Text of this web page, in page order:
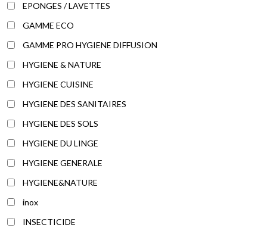
EPONGES / LAVETTES
GAMME ECO
GAMME PRO HYGIENE DIFFUSION
HYGIENE & NATURE
HYGIENE CUISINE
HYGIENE DES SANITAIRES
HYGIENE DES SOLS
HYGIENE DU LINGE
HYGIENE GENERALE
HYGIENE&NATURE
inox
INSECTICIDE